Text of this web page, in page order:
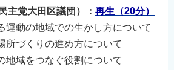
主党大田区議団）： 再生（20分）
運動の地域での生かし方について
所づくりの進め方について
地域をつなぐ役割について